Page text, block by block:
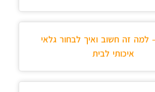
למה זה חשוב ואיך לבחור גלאי
איכותי לבית